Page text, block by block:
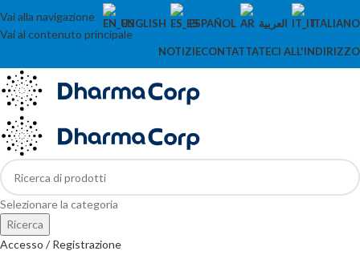
Vai alla navigazione
Vai al contenuto principale
ENGLISH ESPAÑOL العربية ITALIANO
NOTIZIECONTATTATECI ALL'INDIRIZZO
Selezionare la categoria
Ricerca
Accesso / Registrazione